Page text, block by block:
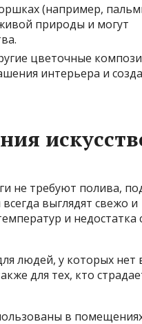
(например,
природы и могут
цветочные
интерьера и
не требуют полива,
выглядят свежо и
и недостатка
людей, у которых нет
для тех, кто
в